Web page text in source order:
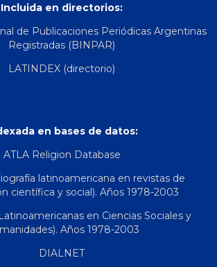
Incluida en directorios:
de Publicaciones Periódicas Argentinas
Registradas (BINPAR)
LATINDEX (directorio)
en bases de datos:
ATLA Religion Database
latinoamericana en revistas de
científica y social). Años 1978-2003
en Ciencias Sociales y
Años 1978-2003
DIALNET